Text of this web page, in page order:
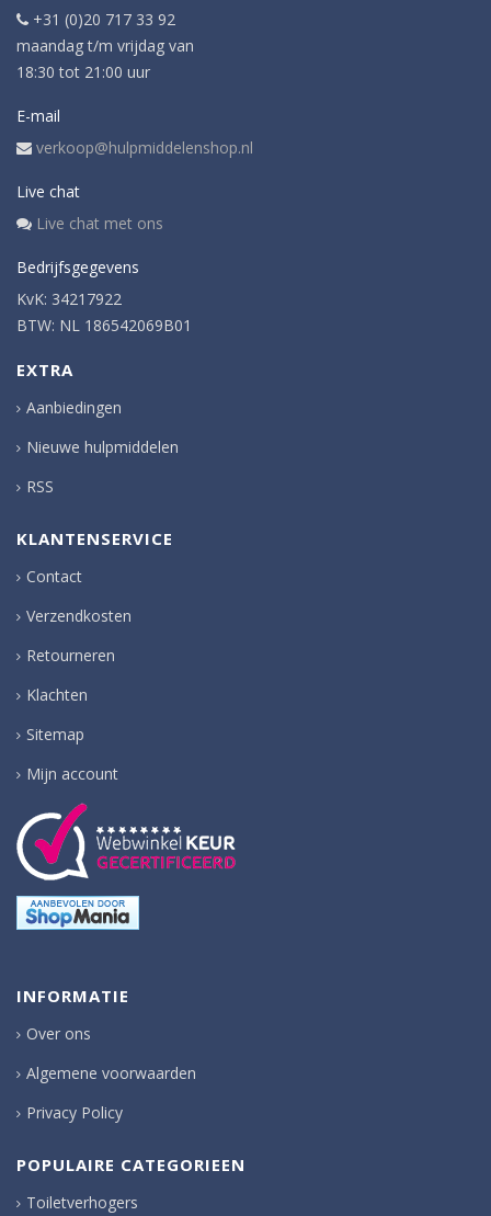
+31 (0)20 717 33 92
maandag t/m vrijdag van
18:30 tot 21:00 uur
E-mail
verkoop@hulpmiddelenshop.nl
Live chat
Live chat met ons
Bedrijfsgegevens
KvK: 34217922
BTW: NL 186542069B01
EXTRA
Aanbiedingen
Nieuwe hulpmiddelen
RSS
KLANTENSERVICE
Contact
Verzendkosten
Retourneren
Klachten
Sitemap
Mijn account
INFORMATIE
Over ons
Algemene voorwaarden
Privacy Policy
POPULAIRE CATEGORIEEN
Toiletverhogers